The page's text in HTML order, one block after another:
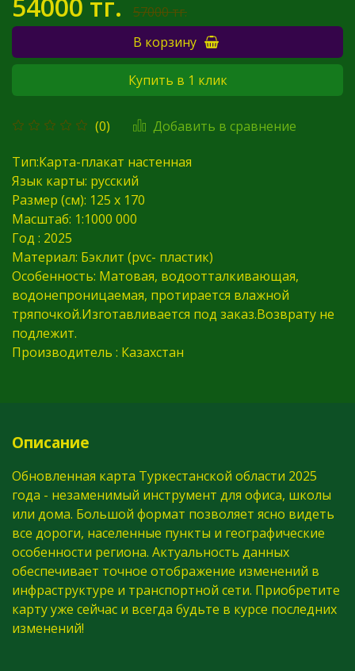
(0) Добавить в сравнение
57000 тг.
В корзину
Купить в 1 клик
Тип:Карта-плакат настенная
Язык карты: русский
Размер (см): 125 х 170
Масштаб: 1:1000 000
Год : 2025
Материал: Бэклит (pvc- пластик)
Особенность: Матовая, водоотталкивающая,
водонепроницаемая, протирается влажной
тряпочкой.Изготавливается под заказ.Возврату не
подлежит.
Производитель : Казахстан
Описание
Обновленная карта Туркестанской области 2025
года - незаменимый инструмент для офиса, школы
или дома. Большой формат позволяет ясно видеть
все дороги, населенные пункты и географические
особенности региона. Актуальность данных
обеспечивает точное отображение изменений в
инфраструктуре и транспортной сети. Приобретите
карту уже сейчас и всегда будьте в курсе последних
изменений!